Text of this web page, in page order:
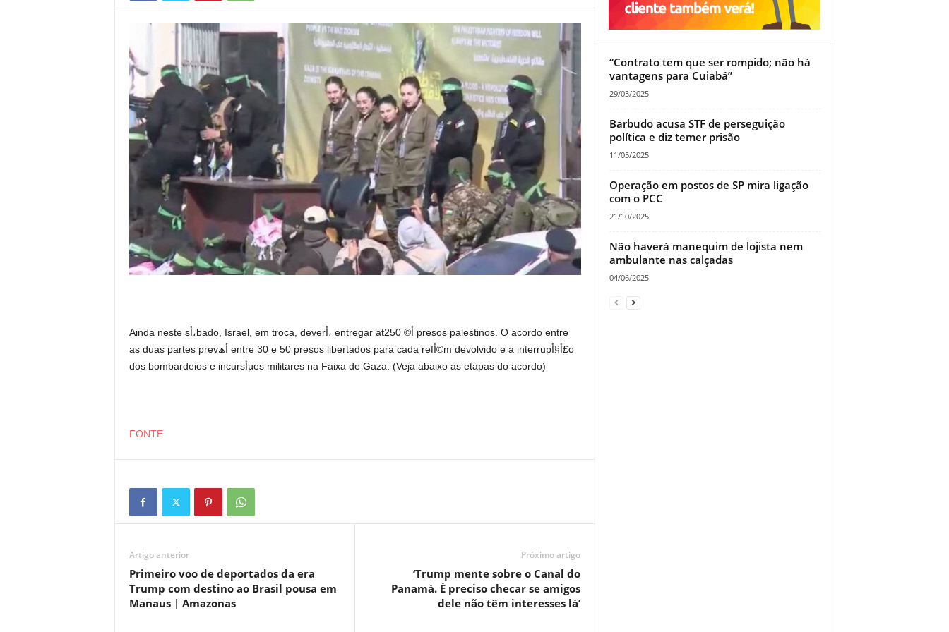
Ainda neste sأ،bado, Israel, em troca, deverأ، entregar atأ© 250 presos palestinos. O acordo entre
as duas partes prevأھ entre 30 e 50 presos libertados para cada refأ©m devolvido e a interrupأ§أ£o
dos bombardeios e incursأµes militares na Faixa de Gaza. (Veja abaixo as etapas do acordo)
FONTE
Artigo anterior
Primeiro voo de deportados da era
Trump com destino ao Brasil pousa em
Manaus | Amazonas
Próximo artigo
‘Trump mente sobre o Canal do
Panamá. É preciso checar se amigos
dele não têm interesses lá’
“Contrato tem que ser rompido; não há
vantagens para Cuiabá”
29/03/2025
Barbudo acusa STF de perseguição
política e diz temer prisão
11/05/2025
Operação em postos de SP mira ligação
com o PCC
21/10/2025
Não haverá manequim de lojista nem
ambulante nas calçadas
04/06/2025